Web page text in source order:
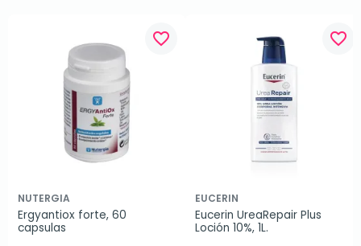
favorite_border
NUTERGIA
Ergyantiox forte, 60
capsulas
favorite_border
EUCERIN
Eucerin UreaRepair Plus
Loción 10%, 1L.